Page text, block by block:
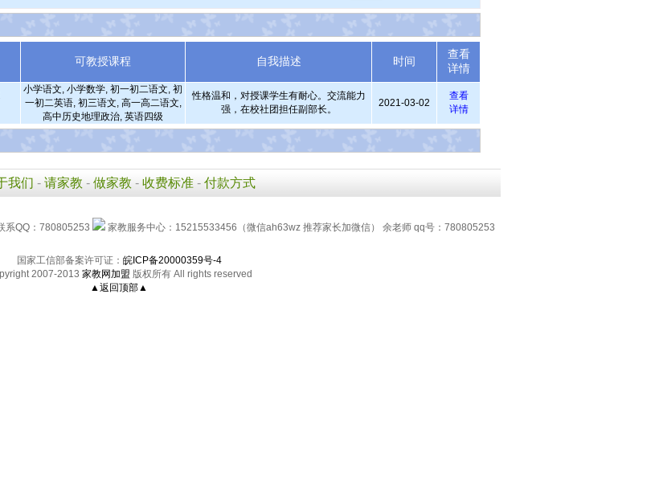
可教授课程 自我描述 时间
查看
详情
小学语文, 小学数学, 初一初二语文, 初
一初二英语, 初三语文, 高一高二语文,
高中历史地理政治, 英语四级
性格温和，对授课学生有耐心。交流能力
强，在校社团担任副部长。
2021-03-02
查看
详情
我们 - 请家教 - 做家教 - 收费标准 - 付款方式
系QQ：780805253 家教服务中心：15215533456（微信ah63wz 推荐家长加微信） 余老师 qq号：780805253
国家工信部备案许可证： 皖ICP备20000359号-4
2007-2013 家教网加盟 版权所有 All rights reserved
▲返回顶部▲